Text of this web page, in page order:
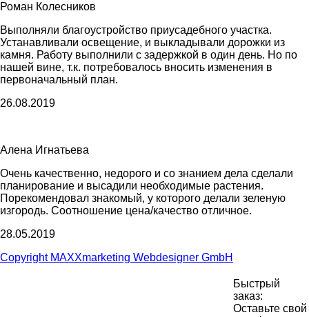
Роман Колесников
Выполняли благоустройство приусадебного участка.
Устанавливали освещение, и выкладывали дорожки из
камня. Работу выполнили с задержкой в один день. Но по
нашей вине, т.к. потребовалось вносить изменения в
первоначальный план.
26.08.2019
Алена Игнатьева
Очень качественно, недорого и со знанием дела сделали
планирование и высадили необходимые растения.
Порекомендовал знакомый, у которого делали зеленую
изгородь. Соотношение цена/качество отличное.
28.05.2019
Copyright MAXXmarketing Webdesigner GmbH
Быстрый
заказ:
Оставьте свой